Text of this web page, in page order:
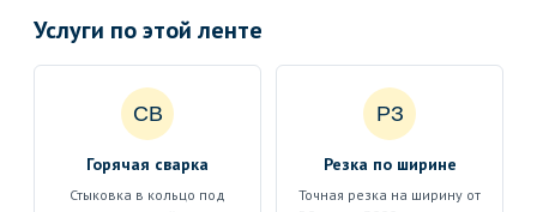
Услуги по этой ленте
СВ
Горячая сварка
Стыковка в кольцо под
РЗ
Резка по ширине
Точная резка на ширину от